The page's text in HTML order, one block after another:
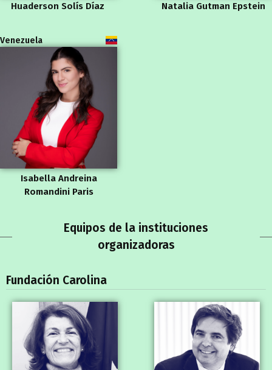
Huaderson Solís Díaz Natalia Gutman Epstein
Venezuela
Isabella Andreina
Romandini Paris
Equipos de la instituciones
organizadoras
Fundación Carolina